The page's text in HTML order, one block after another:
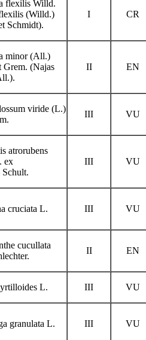
flexilis Willd.
(Willd.)
Schmidt).
I CR
minor (All.)
Grem. (Najas
II EN
viride (L.)
III VU
atrorubens
ex
III VU
cruciata L. III VU
cucullata
II EN
L. III VU
granulata L. III VU